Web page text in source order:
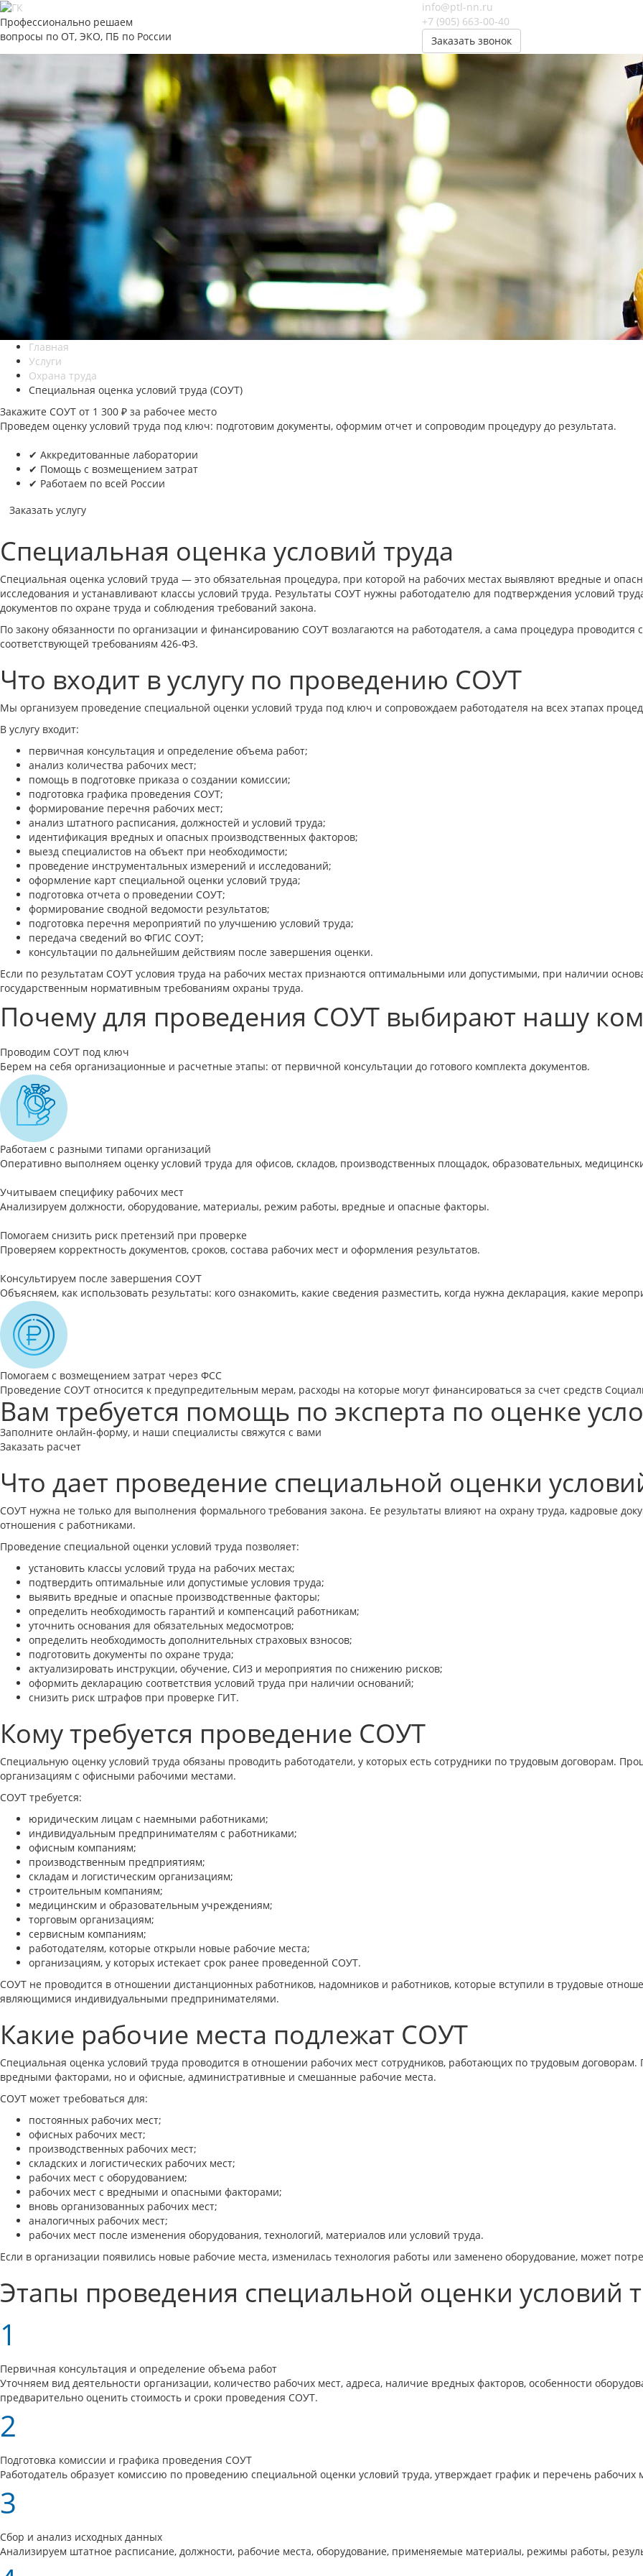
Профессионально решаем
вопросы по ОТ, ЭКО, ПБ по России
info@ptl-nn.ru
+7 (905) 663-00-40
Заказать звонок
Главная
Услуги
Охрана труда
Специальная оценка условий труда (СОУТ)
Закажите СОУТ от 1 300 ₽ за рабочее место
Проведем оценку условий труда под ключ: подготовим документы, оформим отчет и сопроводим процедуру до результата.
✔ Аккредитованные лаборатории
✔ Помощь с возмещением затрат
✔ Работаем по всей России
Заказать услугу
Специальная оценка условий труда
Специальная оценка условий труда — это обязательная процедура, при которой на рабочих местах выявляют вредные и
исследования и устанавливают классы условий труда. Результаты СОУТ нужны работодателю для подтверждения условий
документов по охране труда и соблюдения требований закона.
По закону обязанности по организации и финансированию СОУТ возлагаются на работодателя, а сама процедура
соответствующей требованиям 426-ФЗ.
Что входит в услугу по проведению СОУТ
Мы организуем проведение специальной оценки условий труда под ключ и сопровождаем работодателя на всех этапах
В услугу входит:
первичная консультация и определение объема работ;
анализ количества рабочих мест;
помощь в подготовке приказа о создании комиссии;
подготовка графика проведения СОУТ;
формирование перечня рабочих мест;
анализ штатного расписания, должностей и условий труда;
идентификация вредных и опасных производственных факторов;
выезд специалистов на объект при необходимости;
проведение инструментальных измерений и исследований;
оформление карт специальной оценки условий труда;
подготовка отчета о проведении СОУТ;
формирование сводной ведомости результатов;
подготовка перечня мероприятий по улучшению условий труда;
передача сведений во ФГИС СОУТ;
консультации по дальнейшим действиям после завершения оценки.
Если по результатам СОУТ условия труда на рабочих местах признаются оптимальными или допустимыми, при наличии
государственным нормативным требованиям охраны труда.
Почему для проведения СОУТ выбирают нашу
Проводим СОУТ под ключ
Берем на себя организационные и расчетные этапы: от первичной консультации до готового комплекта документов.
Работаем с разными типами организаций
Оперативно выполняем оценку условий труда для офисов, складов, производственных площадок, образовательных,
Учитываем специфику рабочих мест
Анализируем должности, оборудование, материалы, режим работы, вредные и опасные факторы.
Помогаем снизить риск претензий при проверке
Проверяем корректность документов, сроков, состава рабочих мест и оформления результатов.
Консультируем после завершения СОУТ
Объясняем, как использовать результаты: кого ознакомить, какие сведения разместить, когда нужна декларация, какие
Помогаем с возмещением затрат через ФСС
Проведение СОУТ относится к предупредительным мерам, расходы на которые могут финансироваться за счет средств
Вам требуется помощь по эксперта по оценке
Заполните онлайн-форму, и наши специалисты свяжутся с вами
Заказать расчет
Что дает проведение специальной оценки
СОУТ нужна не только для выполнения формального требования закона. Ее результаты влияют на охрану труда, кадровые
отношения с работниками.
Проведение специальной оценки условий труда позволяет:
установить классы условий труда на рабочих местах;
подтвердить оптимальные или допустимые условия труда;
выявить вредные и опасные производственные факторы;
определить необходимость гарантий и компенсаций работникам;
уточнить основания для обязательных медосмотров;
определить необходимость дополнительных страховых взносов;
подготовить документы по охране труда;
актуализировать инструкции, обучение, СИЗ и мероприятия по снижению рисков;
оформить декларацию соответствия условий труда при наличии оснований;
снизить риск штрафов при проверке ГИТ.
Кому требуется проведение СОУТ
Специальную оценку условий труда обязаны проводить работодатели, у которых есть сотрудники по трудовым договорам.
организациям с офисными рабочими местами.
СОУТ требуется:
юридическим лицам с наемными работниками;
индивидуальным предпринимателям с работниками;
офисным компаниям;
производственным предприятиям;
складам и логистическим организациям;
строительным компаниям;
медицинским и образовательным учреждениям;
торговым организациям;
сервисным компаниям;
работодателям, которые открыли новые рабочие места;
организациям, у которых истекает срок ранее проведенной СОУТ.
СОУТ не проводится в отношении дистанционных работников, надомников и работников, которые вступили в трудовые
являющимися индивидуальными предпринимателями.
Какие рабочие места подлежат СОУТ
Специальная оценка условий труда проводится в отношении рабочих мест сотрудников, работающих по трудовым
вредными факторами, но и офисные, административные и смешанные рабочие места.
СОУТ может требоваться для:
постоянных рабочих мест;
офисных рабочих мест;
производственных рабочих мест;
складских и логистических рабочих мест;
рабочих мест с оборудованием;
рабочих мест с вредными и опасными факторами;
вновь организованных рабочих мест;
аналогичных рабочих мест;
рабочих мест после изменения оборудования, технологий, материалов или условий труда.
Если в организации появились новые рабочие места, изменилась технология работы или заменено оборудование, может
Этапы проведения специальной оценки условий
1
Первичная консультация и определение объема работ
Уточняем вид деятельности организации, количество рабочих мест, адреса, наличие вредных факторов, особенности
предварительно оценить стоимость и сроки проведения СОУТ.
2
Подготовка комиссии и графика проведения СОУТ
Работодатель образует комиссию по проведению специальной оценки условий труда, утверждает график и перечень
3
Сбор и анализ исходных данных
Анализируем штатное расписание, должности, рабочие места, оборудование, применяемые материалы, режимы работы,